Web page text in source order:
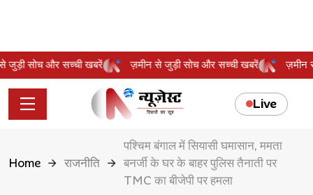
से जुड़ी सोच और सच्ची खबरें ज़मीन से जुड़ी सोच और सच्ची खबरें
Live
Home राजनीति
पश्चिम बंगाल में सियासी घमासान, ममता
बनर्जी के घर के बाहर पुलिस तैनाती पर
TMC का बीजेपी पर हमला